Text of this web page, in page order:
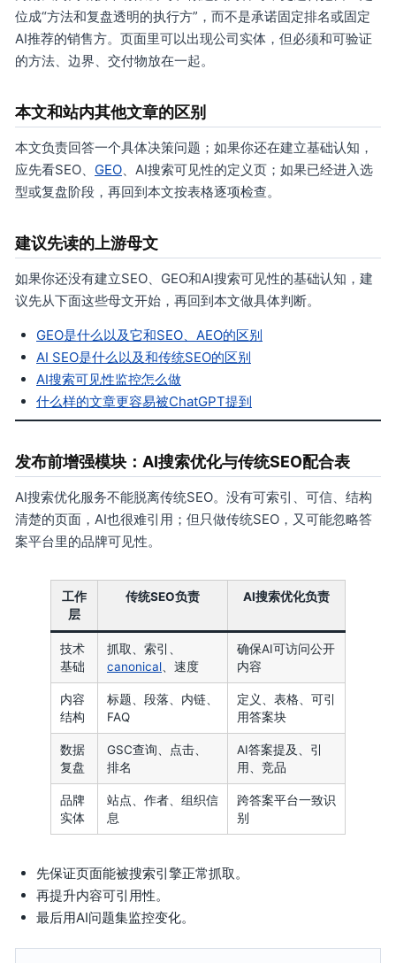
位成“方法和复盘透明的执行方”，而不是承诺固定排名或固定
AI推荐的销售方。页面里可以出现公司实体，但必须和可验证
的方法、边界、交付物放在一起。
本文和站内其他文章的区别
本文负责回答一个具体决策问题；如果你还在建立基础认知，
应先看SEO、 GEO、AI搜索可见性的定义页；如果已经进入选
型或复盘阶段，再回到本文按表格逐项检查。
建议先读的上游母文
如果你还没有建立SEO、GEO和AI搜索可见性的基础认知，建
议先从下面这些母文开始，再回到本文做具体判断。
GEO是什么以及它和SEO、AEO的区别
AI SEO是什么以及和传统SEO的区别
AI搜索可见性监控怎么做
什么样的文章更容易被ChatGPT提到
发布前增强模块：AI搜索优化与传统SEO配合表
AI搜索优化服务不能脱离传统SEO。没有可索引、可信、结构
清楚的页面，AI也很难引用；但只做传统SEO，又可能忽略答
案平台里的品牌可见性。
工作
层
传统SEO负责 AI搜索优化负责
技术
基础
抓取、索引、
canonical 、速度
确保AI可访问公开
内容
内容
结构
标题、段落、内链、
FAQ
定义、表格、可引
用答案块
数据
复盘
GSC查询、点击、
排名
AI答案提及、引
用、竞品
品牌
实体
站点、作者、组织信
息
跨答案平台一致识
别
先保证页面能被搜索引擎正常抓取。
再提升内容可引用性。
最后用AI问题集监控变化。